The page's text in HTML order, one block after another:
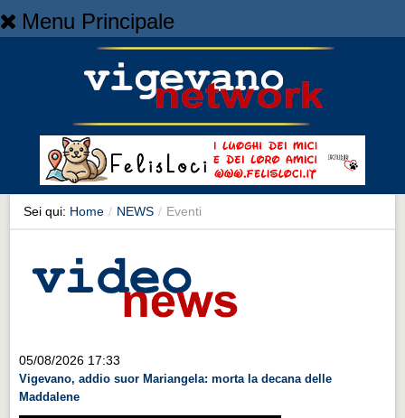
Menu Principale
NEWS
Cronaca
Cronaca
Artes et Artificia
Territorio
Territorio
Sei qui: Home / NEWS / Eventi
05/08/2026 17:33
Vigevano, addio suor Mariangela: morta la decana delle
Maddalene